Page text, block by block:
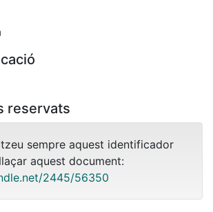
reservats
sempre aquest identificador
aquest document:
2445/56350